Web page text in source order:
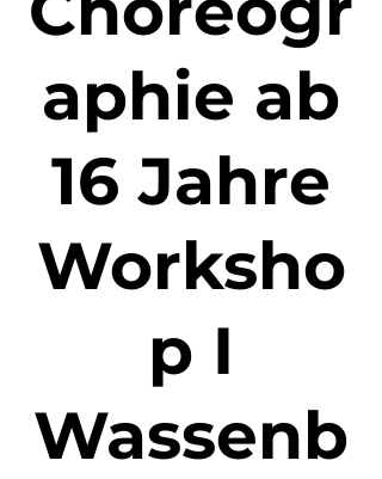
aphie ab
16 Jahre
Worksho
p I
Wassenb